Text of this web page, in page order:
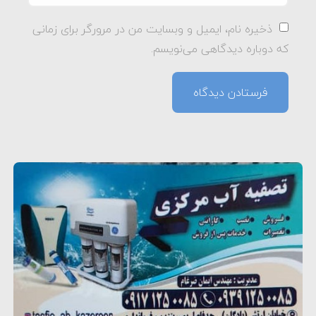
ذخیره نام، ایمیل و وبسایت من در مرورگر برای زمانی
که دوباره دیدگاهی می‌نویسم.